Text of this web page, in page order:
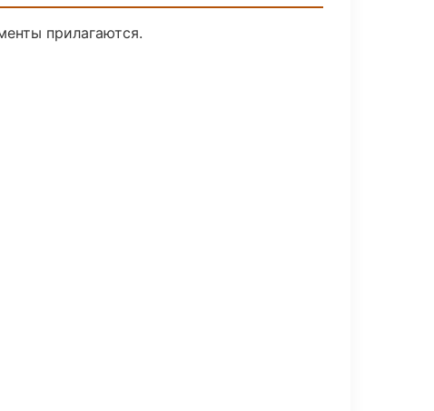
прилагаются.